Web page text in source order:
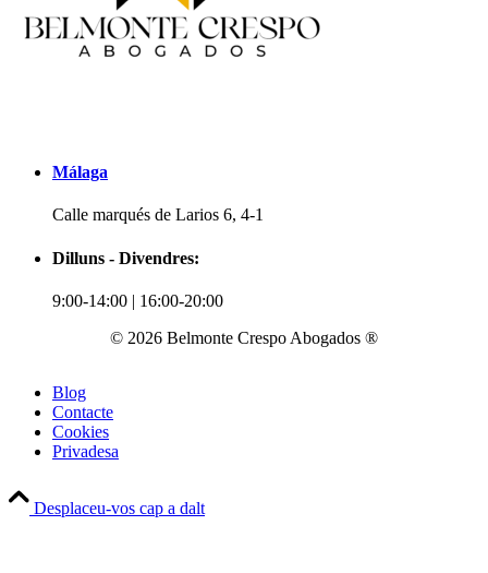
Málaga
Calle marqués de Larios 6, 4-1
Dilluns - Divendres:
9:00-14:00 | 16:00-20:00
© 2026 Belmonte Crespo Abogados ®
Blog
Contacte
Cookies
Privadesa
Desplaceu-vos cap a dalt